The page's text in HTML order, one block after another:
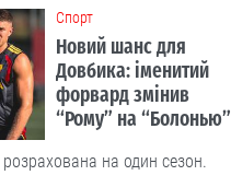
Cпорт
Новий шанс для
Довбика: іменитий
форвард змінив
“Рому” на “Болонью”
розрахована на один сезон.